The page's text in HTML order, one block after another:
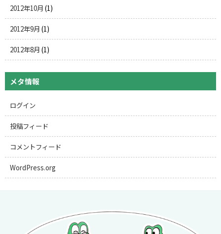
2012年10月 (1)
2012年9月 (1)
2012年8月 (1)
メタ情報
ログイン
投稿フィード
コメントフィード
WordPress.org